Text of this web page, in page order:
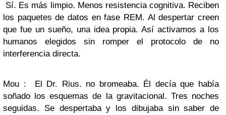
Sí. Es más limpio. Menos resistencia cognitiva. Reciben
los paquetes de datos en fase REM. Al despertar creen
que fue un sueño, una idea propia. Así activamos a los
humanos elegidos sin romper el protocolo de no
interferencia directa.
Mou : El Dr. Rius. no bromeaba. Él decía que había
soñado los esquemas de la gravitacional. Tres noches
seguidas. Se despertaba y los dibujaba sin saber de